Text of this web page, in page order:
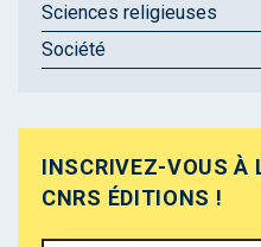
Sciences religieuses
Société
INSCRIVEZ-VOUS À
CNRS ÉDITIONS !